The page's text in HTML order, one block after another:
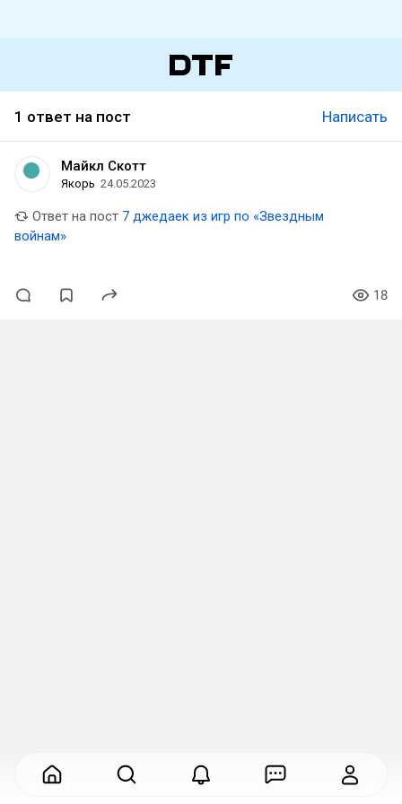
1 ответ на пост Написать
Майкл Скотт
Якорь 24.05.2023
Ответ на пост 7 джедаек из игр по «Звездным
войнам»
18